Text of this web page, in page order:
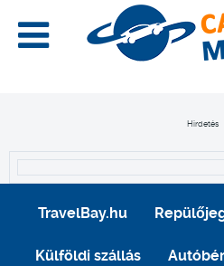
Hirdetés
TravelBay.hu
Külföldi szállás